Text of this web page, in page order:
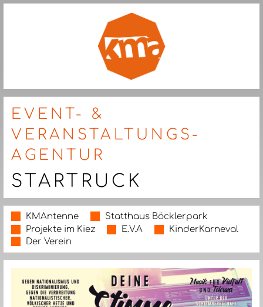
EVENT- &
VERANSTALTUNGS-
AGENTUR
STARTRUCK
KMAntenne
Statthaus Böcklerpark
Projekte im Kiez
E.V.A
KinderKarneval
Der Verein